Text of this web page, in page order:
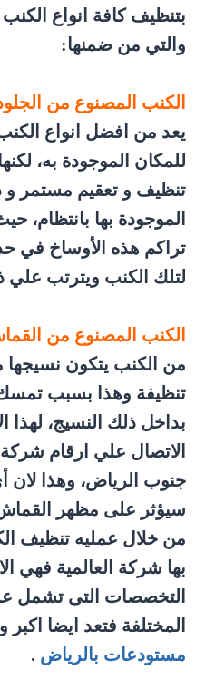
بتنظيف كافة انواع الكنب
والتي من ضمنها:
الكنب المصنوع من
يعد من افضل انواع
للمكان الموجودة به،
تنظيف و تعقيم مستمر و
الموجودة بها بانتظام،
تراكم هذه الأوساخ في
لتلك الكنب ويترتب علي
الكنب المصنوع من
من الكنب يتكون
تنظيفة وهذا بسبب تمسك
بداخل ذلك النسيج، لهذا
الاتصال علي ارقام
جنوب الرياض، وهذا
سيؤثر على مظهر
من خلال عمليه تنظيف
بها شركة العالمية فهي
التخصصات التى تشمل
المختلفة فتعد ايضا اكبر
مستودعات بالرياض .